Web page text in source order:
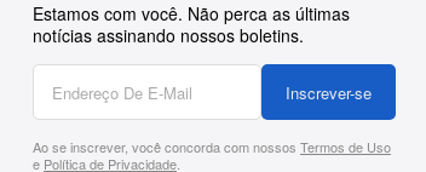
Estamos com você. Não perca as últimas
notícias assinando nossos boletins.
Inscrever-se
Ao se inscrever, você concorda com nossos Termos de Uso
e Política de Privacidade.